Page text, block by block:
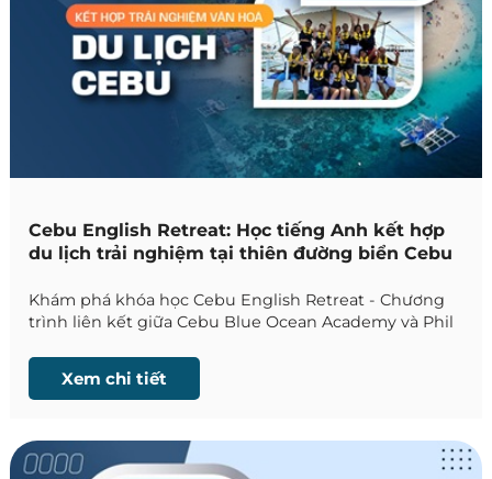
Cebu English Retreat: Học tiếng Anh kết hợp
du lịch trải nghiệm tại thiên đường biển Cebu
Khám phá khóa học Cebu English Retreat - Chương
trình liên kết giữa Cebu Blue Ocean Academy và Phil
và trải nghiệm văn hóa Philippines.
Xem chi tiết